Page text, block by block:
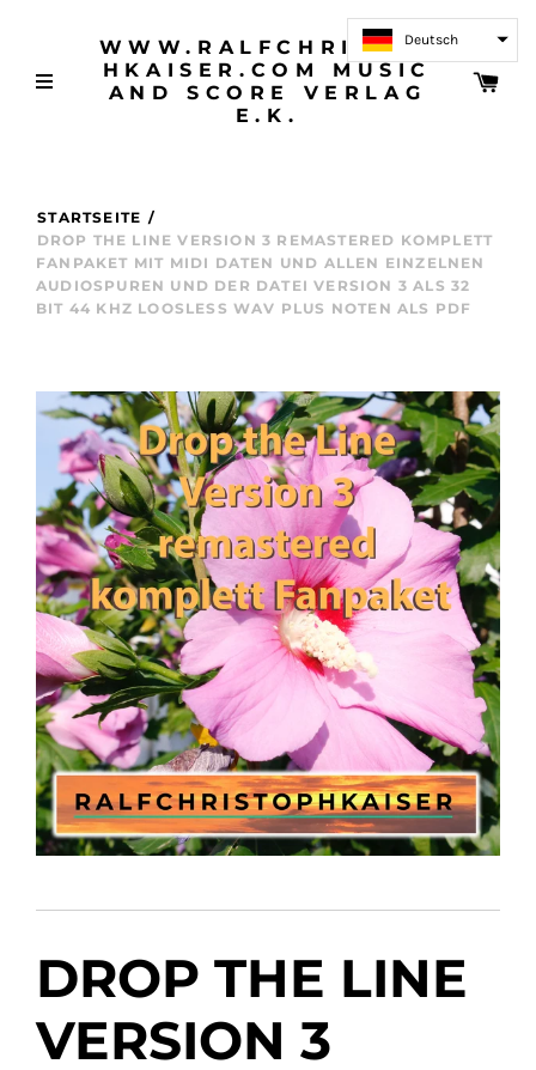
WWW.RALFCHRISTOP
HKAISER.COM MUSIC
AND SCORE VERLAG
E.K.
STARTSEITE /
DROP THE LINE VERSION 3 REMASTERED KOMPLETT
FANPAKET MIT MIDI DATEN UND ALLEN EINZELNEN
AUDIOSPUREN UND DER DATEI VERSION 3 ALS 32
BIT 44 KHZ LOOSLESS WAV PLUS NOTEN ALS PDF
DROP THE LINE
VERSION 3
Deutsch